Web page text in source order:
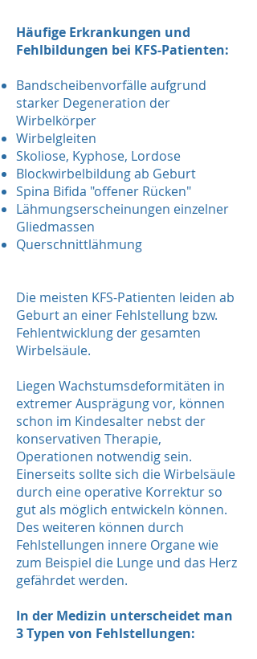
Häufige Erkrankungen und
Fehlbildungen bei KFS-Patienten:
Bandscheibenvorfälle aufgrund
starker Degeneration der
Wirbelkörper
Wirbelgleiten
Skoliose, Kyphose, Lordose
Blockwirbelbildung ab Geburt
Spina Bifida "offener Rücken"
Lähmungserscheinungen einzelner
Gliedmassen
Querschnittlähmung
Die meisten KFS-Patienten leiden ab
Geburt an einer Fehlstellung bzw.
Fehlentwicklung der gesamten
Wirbelsäule.
Liegen Wachstumsdeformitäten in
extremer Ausprägung vor, können
schon im Kindesalter nebst der
konservativen Therapie,
Operationen notwendig sein.
Einerseits sollte sich die Wirbelsäule
durch eine operative Korrektur so
gut als möglich entwickeln können.
Des weiteren können durch
Fehlstellungen innere Organe wie
zum Beispiel die Lunge und das Herz
gefährdet werden.
In der Medizin unterscheidet man
3 Typen von Fehlstellungen: